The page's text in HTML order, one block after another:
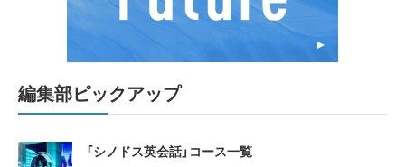
編集部ピックアップ
「シノドス英会話」コース一覧